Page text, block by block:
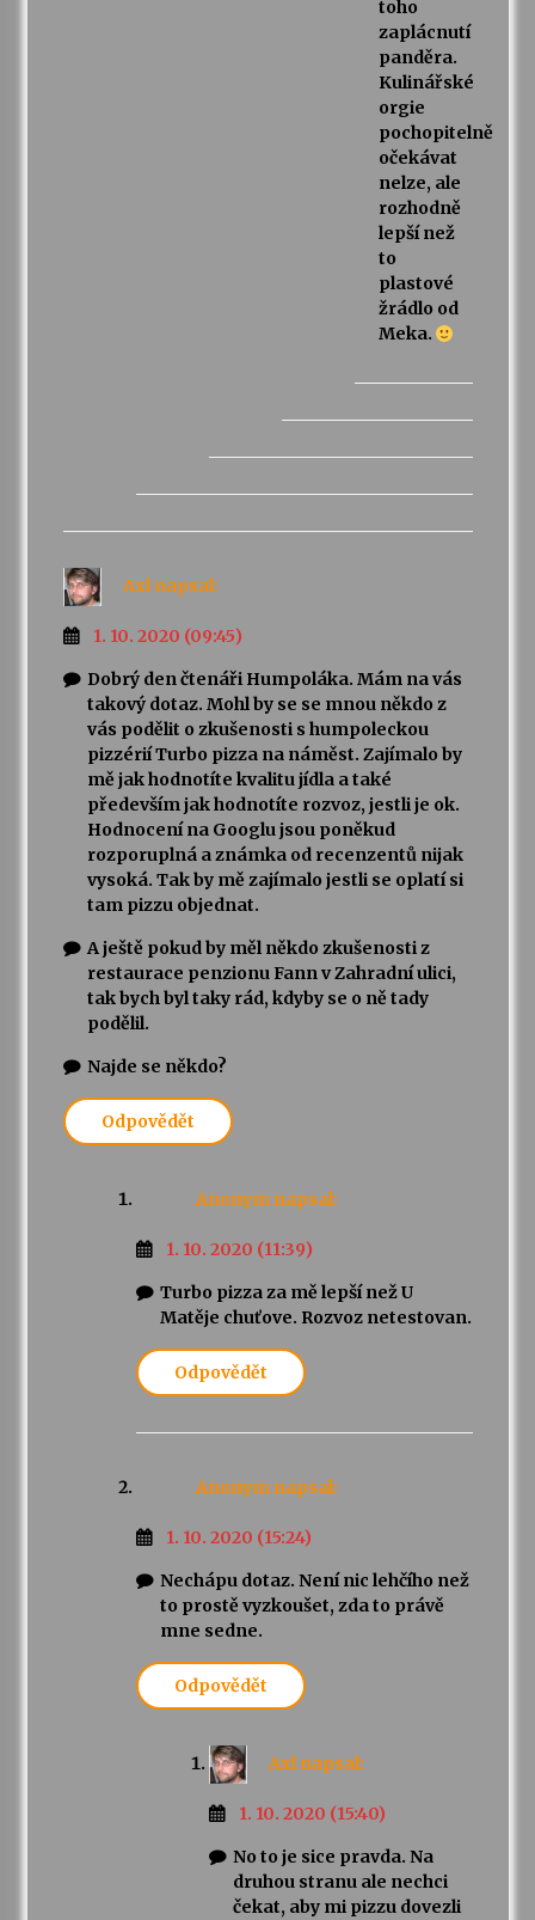
toho
zaplácnutí
panděra.
Kulinářské
orgie
pochopitelně
očekávat
nelze, ale
rozhodně
lepší než
to
plastové
žrádlo od
Meka.
Axl napsal:
1. 10. 2020 (09:45)
Dobrý den čtenáři Humpoláka. Mám na vás
takový dotaz. Mohl by se se mnou někdo z
vás podělit o zkušenosti s humpoleckou
pizzérií Turbo pizza na náměst. Zajímalo by
mě jak hodnotíte kvalitu jídla a také
především jak hodnotíte rozvoz, jestli je ok.
Hodnocení na Googlu jsou poněkud
rozporuplná a známka od recenzentů nijak
vysoká. Tak by mě zajímalo jestli se oplatí si
tam pizzu objednat.
A ještě pokud by měl někdo zkušenosti z
restaurace penzionu Fann v Zahradní ulici,
tak bych byl taky rád, kdyby se o ně tady
podělil.
Najde se někdo?
Odpovědět
Anonym napsal:
1. 10. 2020 (11:39)
Turbo pizza za mě lepší než U
Matěje chuťove. Rozvoz netestovan.
Odpovědět
Anonym napsal:
1. 10. 2020 (15:24)
Nechápu dotaz. Není nic lehčího než
to prostě vyzkoušet, zda to právě
mne sedne.
Odpovědět
Axl napsal:
1. 10. 2020 (15:40)
No to je sice pravda. Na
druhou stranu ale nechci
čekat, aby mi pizzu dovezli